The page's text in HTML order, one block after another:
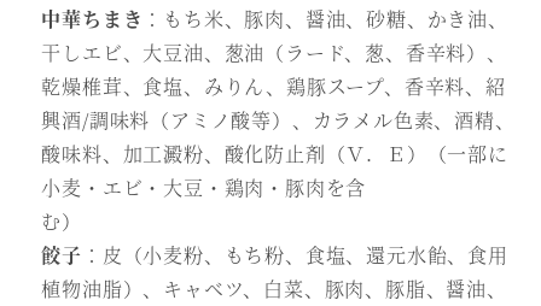
中華ちまき ：もち米、豚肉、醤油、砂糖、かき油、
干しエビ、大豆油、葱油（ラード、葱、香辛料）、
乾燥椎茸、食塩、みりん、鶏豚スープ、香辛料、紹
興酒/調味料（アミノ酸等）、カラメル色素、酒精、
酸味料、加工澱粉、酸化防止剤（Ｖ．Ｅ）（一部に
小麦・エビ・大豆・鶏肉・豚肉を含
む）
餃子 ：皮（小麦粉、もち粉、食塩、還元水飴、食用
植物油脂）、キャベツ、白菜、豚肉、豚脂、醤油、